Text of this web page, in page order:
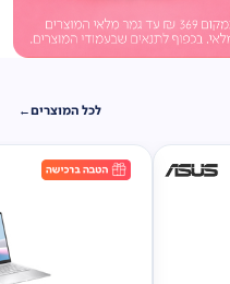
לכל המוצרים